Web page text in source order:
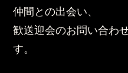
仲間との出会い、
歓送迎会のお問い合わ
す。